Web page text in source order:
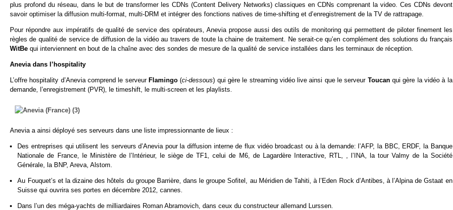
plus profond du réseau, dans le but de transformer les CDNs (Content Delivery Networks) classiques en CDNs comprenant la video. Ces CDNs devont
savoir optimiser la diffusion multi-format, multi-DRM et intégrer des fonctions natives de time-shifting et d’enregistrement de la TV de rattrapage.
Pour répondre aux impératifs de qualité de service des opérateurs, Anevia propose aussi des outils de monitoring qui permettent de piloter finement les
règles de qualité de service de diffusion de la vidéo au travers de toute la chaine de traitement. Ne serait-ce qu’en complément des solutions du français
WitBe qui interviennent en bout de la chaîne avec des sondes de mesure de la qualité de service installées dans les terminaux de réception.
Anevia dans l’hospitality
L’offre hospitality d’Anevia comprend le serveur Flamingo(ci-dessous) qui gère le streaming vidéo live ainsi que le serveur Toucanqui gère la vidéo à la
demande, l’enregistrement (PVR), le timeshift, le multi-screen et les playlists.
Anevia a ainsi déployé ses serveurs dans une liste impressionnante de lieux :
Des entreprises qui utilisent les serveurs d’Anevia pour la diffusion interne de flux vidéo broadcast ou à la demande: l’AFP, la BBC, ERDF, la Banque
Nationale de France, le Ministère de l’Intérieur, le siège de TF1, celui de M6, de Lagardère Interactive, RTL, , l’INA, la tour Valmy de la Société
Générale, la BNP, Areva, Alstom.
Au Fouquet’s et la dizaine des hôtels du groupe Barrière, dans le groupe Sofitel, au Méridien de Tahiti, à l’Eden Rock d’Antibes, à l’Alpina de Gstaat en
Suisse qui ouvrira ses portes en décembre 2012, cannes.
Dans l’un des méga-yachts de milliardaires Roman Abramovich, dans ceux du constructeur allemand Lurssen.